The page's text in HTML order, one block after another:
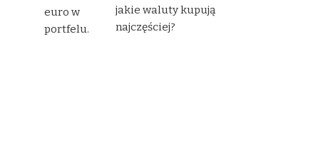
jakie waluty kupują
najczęściej?